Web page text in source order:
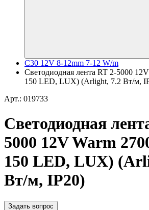
C30 12V 8-12mm 7-12 W/m
Светодиодная лента RT 2-5000
150 LED, LUX) (Arlight, 7.2 Вт/м,
Арт.: 019733
Светодиодная
5000 12V Warm
150 LED, LUX)
Вт/м, IP20)
Задать вопрос